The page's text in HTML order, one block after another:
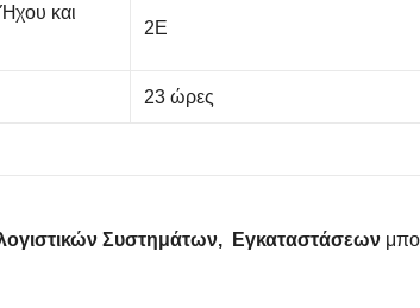
και
2Ε
23 ώρες
Συστημάτων, Εγκαταστάσεων